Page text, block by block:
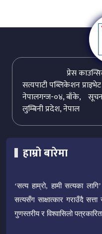
प्रेस
सत्यपाटी पब्लिकेशन
नेपालगन्ज-०४, बाँके,
लुम्बिनी प्रदेश, नेपाल
हाम्रो बारेमा
‘सत्य हाम्रो, हामी सत्यका
सत्यसँग साक्षात्कार गराउँदै
गुणस्तरीय र विश्वासिलो